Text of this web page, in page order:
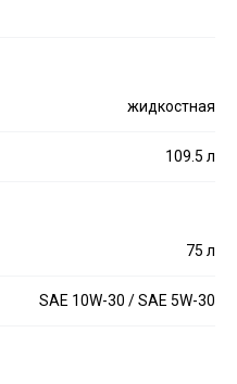
жидкостная
109.5 л
75 л
SAE 10W-30 / SAE 5W-30